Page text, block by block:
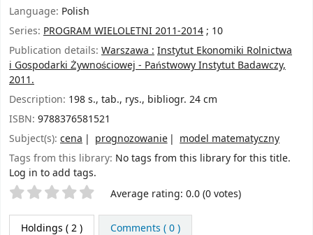
Language: Polish
Series: PROGRAM WIELOLETNI 2011-2014; 10
Publication details: Warszawa : Instytut Ekonomiki Rolnictwa
i Gospodarki Żywnościowej - Państwowy Instytut Badawczy,
2011.
Description: 198 s., tab., rys., bibliogr. 24 cm
ISBN: 9788376581521
Subject(s): cena prognozowanie
model matematyczny
Tags from this library: No tags from this library for this title.
Log in to add tags.
Star ratings Average rating: 0.0 (0 votes)
Holdings ( 2 ) Comments ( 0 )